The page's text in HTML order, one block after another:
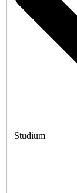
Studium